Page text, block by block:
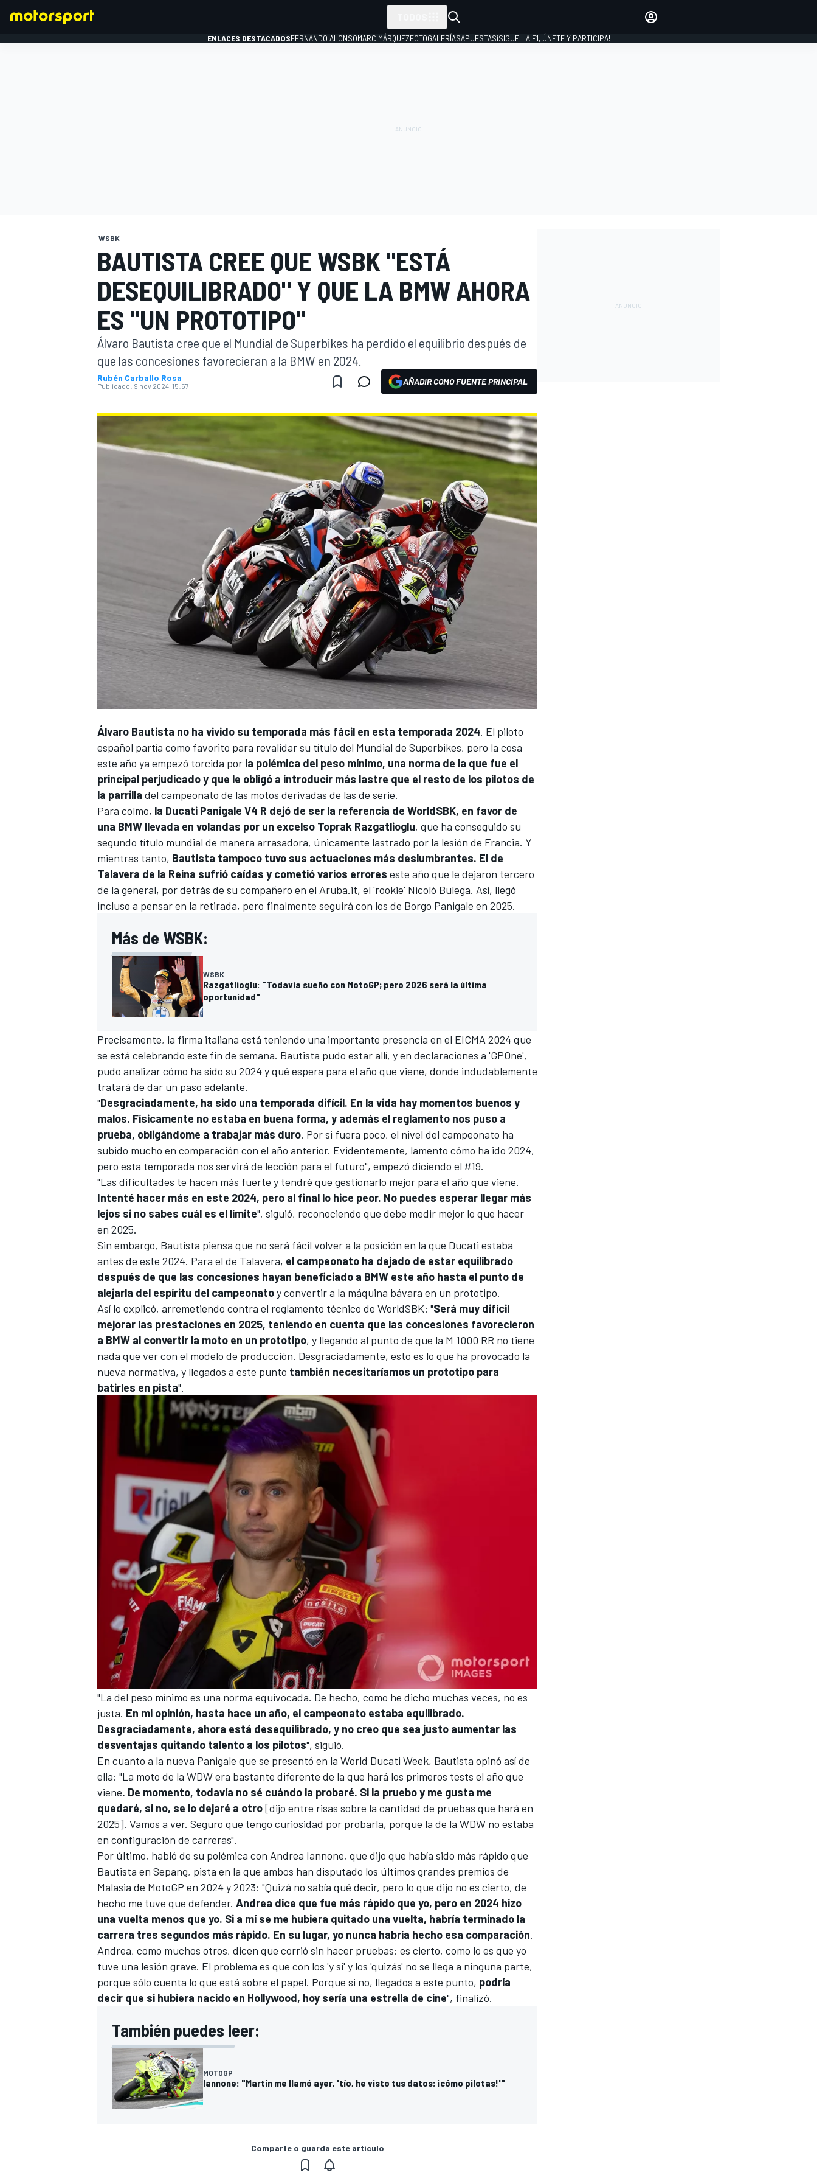
MÁS CATEGORÍAS
ENLACES DESTACADOSFERNANDO ALONSOMARC MÁRQUEZFOTOGALERÍASAPUESTAS¡SIGUE LA F1, ÚNETE Y PARTICIPA!
WSBK
BAUTISTA CREE QUE WSBK "ESTÁ
DESEQUILIBRADO" Y QUE LA BMW AHORA
ES "UN PROTOTIPO"
Álvaro Bautista cree que el Mundial de Superbikes ha perdido el equilibrio después de
que las concesiones favorecieran a la BMW en 2024.
Rubén Carballo Rosa
Publicado: 9 nov 2024, 15:57 AÑADIR COMO FUENTE PRINCIPAL
Álvaro Bautista no ha vivido su temporada más fácil en esta temporada 2024. El piloto
español partía como favorito para revalidar su título del Mundial de Superbikes, pero la cosa
este año ya empezó torcida por la polémica del peso mínimo, una norma de la que fue el
principal perjudicado y que le obligó a introducir más lastre que el resto de los pilotos de
la parrilla del campeonato de las motos derivadas de las de serie.
Para colmo, la Ducati Panigale V4 R dejó de ser la referencia de WorldSBK, en favor de
una BMW llevada en volandas por un excelso Toprak Razgatlioglu, que ha conseguido su
segundo título mundial de manera arrasadora, únicamente lastrado por la lesión de Francia. Y
mientras tanto, Bautista tampoco tuvo sus actuaciones más deslumbrantes. El de
Talavera de la Reina sufrió caídas y cometió varios errores este año que le dejaron tercero
de la general, por detrás de su compañero en el Aruba.it, el 'rookie' Nicolò Bulega. Así, llegó
incluso a pensar en la retirada, pero finalmente seguirá con los de Borgo Panigale en 2025.
Más de WSBK:
WSBK
Razgatlioglu: "Todavía sueño con MotoGP; pero 2026 será la última
oportunidad"
Precisamente, la firma italiana está teniendo una importante presencia en el EICMA 2024 que
se está celebrando este fin de semana. Bautista pudo estar allí, y en declaraciones a 'GPOne',
pudo analizar cómo ha sido su 2024y qué espera para el año que viene, donde indudablemente
tratará de dar un paso adelante.
"Desgraciadamente, ha sido una temporada difícil. En la vida hay momentos buenos y
malos. Físicamente no estaba en buena forma, y además el reglamento nos puso a
prueba, obligándome a trabajar más duro. Por si fuera poco, el nivel del campeonato ha
subido mucho en comparación con el año anterior. Evidentemente, lamento cómo ha ido 2024,
pero esta temporada nos servirá de lección para el futuro", empezó diciendo el #19.
"Las dificultades te hacen más fuerte y tendré que gestionarlo mejor para el año que viene.
Intenté hacer más en este 2024, pero al final lo hice peor. No puedes esperar llegar más
lejos si no sabes cuál es el límite", siguió, reconociendo que debe medir mejor lo que hacer
en 2025.
Sin embargo, Bautista piensa que no será fácil volver a la posición en la que Ducati estaba
antes de este 2024. Para el de Talavera, el campeonato ha dejado de estar equilibrado
después de que las concesiones hayan beneficiado a BMW este año hasta el punto de
alejarla del espíritu del campeonatoy convertir a la máquina bávara en un prototipo.
Así lo explicó, arremetiendo contra el reglamento técnico de WorldSBK: "Será muy difícil
mejorar las prestaciones en 2025, teniendo en cuenta que las concesiones favorecieron
a BMW al convertir la moto en un prototipo, y llegando al punto de que la M 1000 RR no tiene
nada que ver con el modelo de producción. Desgraciadamente, esto es lo que ha provocado la
nueva normativa, y llegados a este punto también necesitaríamos un prototipo para
batirles en pista".
"La del peso mínimo es una norma equivocada. De hecho, como he dicho muchas veces, no es
justa. En mi opinión, hasta hace un año, el campeonato estaba equilibrado.
Desgraciadamente, ahora está desequilibrado, y no creo que sea justo aumentar las
desventajas quitando talento a los pilotos", siguió.
En cuanto a la nueva Panigale que se presentó en la World Ducati Week, Bautista opinó así de
ella: "La moto de la WDW era bastante diferente de la que hará los primeros tests el año que
viene. De momento, todavía no sé cuándo la probaré. Si la pruebo y me gusta me
quedaré, si no, se lo dejaré a otro[dijo entre risas sobre la cantidad de pruebas que hará en
2025]. Vamos a ver. Seguro que tengo curiosidad por probarla, porque la de la WDW no estaba
en configuración de carreras".
Por último, habló de su polémica con Andrea Iannone, que dijo que había sido más rápido que
Bautista en Sepang, pista en la que ambos han disputado los últimos grandes premios de
Malasia de MotoGP en 2024 y 2023: "Quizá no sabía qué decir, pero lo que dijo no es cierto, de
hecho me tuve que defender. Andrea dice que fue más rápido que yo, pero en 2024 hizo
una vuelta menos que yo. Si a mí se me hubiera quitado una vuelta, habría terminado la
carrera tres segundos más rápido. En su lugar, yo nunca habría hecho esa comparación.
Andrea, como muchos otros, dicen que corrió sin hacer pruebas: es cierto, como lo es que yo
tuve una lesión grave. El problema es que con los 'y si' y los 'quizás' no se llega a ninguna parte,
porque sólo cuenta lo que está sobre el papel. Porque si no, llegados a este punto, podría
decir que si hubiera nacido en Hollywood, hoy sería una estrella de cine", finalizó.
También puedes leer:
MOTOGP
Iannone: "Martín me llamó ayer, 'tío, he visto tus datos; ¡cómo pilotas!'"
Comparte o guarda este artículo